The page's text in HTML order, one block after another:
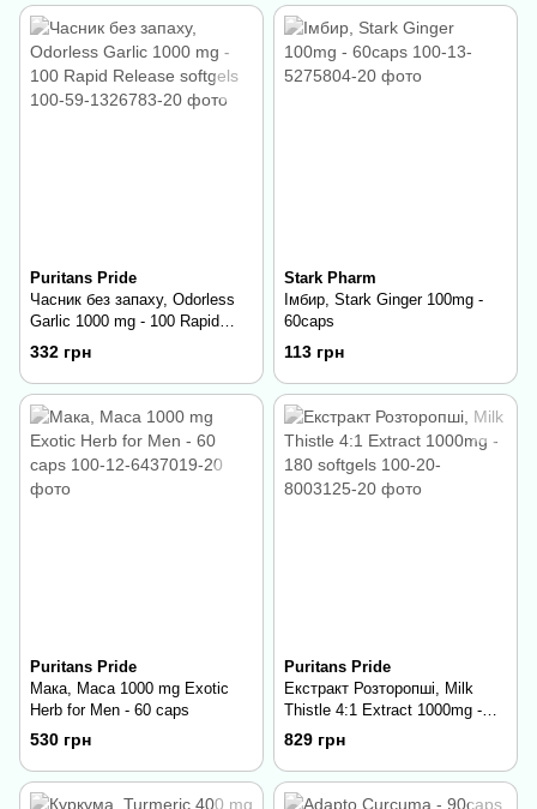
Puritans Pride
Часник без запаху, Odorless
Garlic 1000 mg - 100 Rapid
Release softgels
332 грн
Stark Pharm
Імбир, Stark Ginger 100mg -
60caps
113 грн
Puritans Pride
Мака, Maca 1000 mg Exotic
Herb for Men - 60 caps
530 грн
Puritans Pride
Екстракт Розторопші, Milk
Thistle 4:1 Extract 1000mg -
180 softgels
829 грн